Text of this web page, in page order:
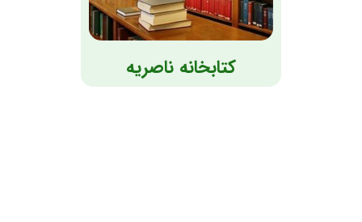
کتابخانه ناصریه